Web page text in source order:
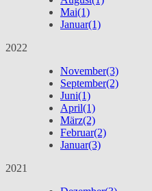
Mai(1)
Januar(1)
2022
November(3)
September(2)
Juni(1)
April(1)
März(2)
Februar(2)
Januar(3)
2021